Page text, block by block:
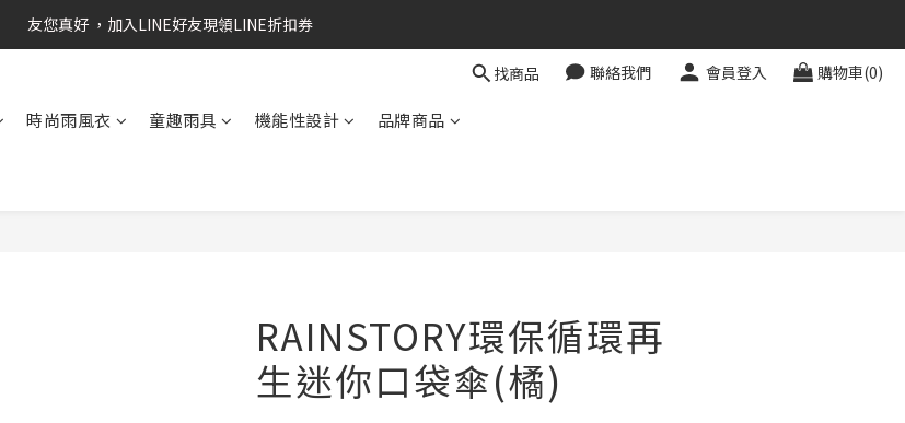
RAINSTORY會員招募中   加入會員即贈送購物金50元
友您真好 ，加入LINE好友現領LINE折扣券
找商品 聯絡我們 會員登入 購物車(0)
時尚雨風衣 童趣雨具 機能性設計
品牌商品
RAINSTORY環保循環再
生迷你口袋傘(橘)